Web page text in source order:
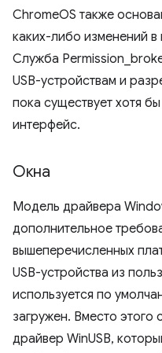
ChromeOS также
каких-либо изменений
Служба
USB-устройствам и
пока существует хотя
интерфейс.
Окна
Модель драйвера
дополнительное
вышеперечисленных
USB-устройства из
используется по
загружен. Вместо этого
драйвер WinUSB,